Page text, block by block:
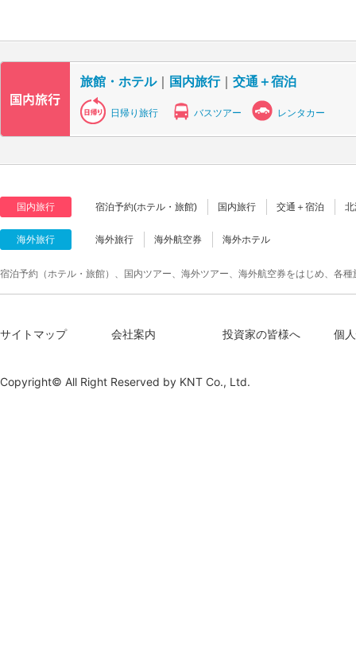
旅館・ホテル｜ 国内旅行｜ 交通＋宿泊
日帰り旅行 バスツアー レンタカー
国内旅行 宿泊予約(ホテル・旅館) 国内旅行 交通＋宿泊
海外旅行 海外旅行 海外航空券 海外ホテル
宿泊予約（ホテル・旅館）、国内ツアー、海外ツアー、海外航空券をはじめ、各
サイトマップ 会社案内 投資家の皆様へ 個
Copyright© All Right Reserved by KNT Co., Ltd.